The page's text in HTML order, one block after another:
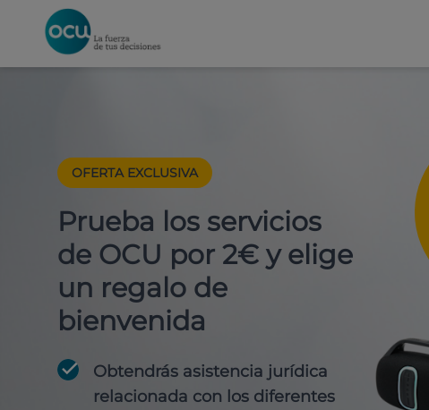
OFERTA EXCLUSIVA
Prueba los servicios
de OCU por 2€ y elige
un regalo de
bienvenida
Obtendrás asistencia jurídica
relacionada con los diferentes